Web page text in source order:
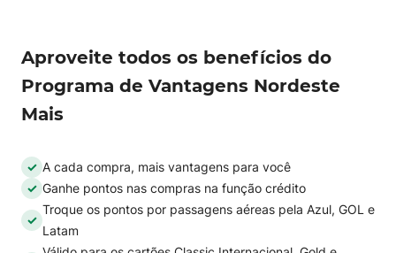
Aproveite todos os benefícios do
Programa de Vantagens Nordeste
Mais
A cada compra, mais vantagens para você
Ganhe pontos nas compras na função crédito
Troque os pontos por passagens aéreas pela Azul, GOL e
Latam